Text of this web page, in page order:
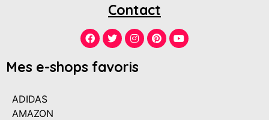
Contact
Mes e-shops favoris
ADIDAS
AMAZON